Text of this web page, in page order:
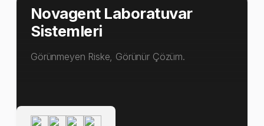
Novagent Laboratuvar
Sistemleri
Görünmeyen Riske, Görünür Çözüm.